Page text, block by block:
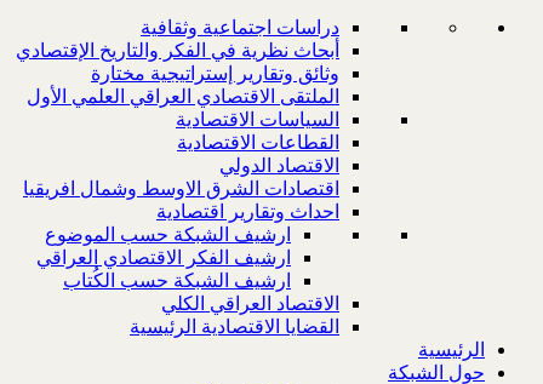
دراسات اجتماعية وثقافية
أبحاث نظرية في الفكر والتاريخ الإقتصادي
وثائق وتقارير إستراتيجية مختارة
الملتقى الاقتصادي العراقي العلمي الأول
السياسات الاقتصادية
القطاعات الاقتصادية
الاقتصاد الدولي
اقتصادات الشرق الاوسط وشمال افريقيا
احداث وتقارير اقتصادية
ارشيف الشبكة حسب الموضوع
ارشيف الفكر الاقتصادي العراقي
ارشيف الشبكة حسب الكُتاب
الاقتصاد العراقي الكلي
القضايا الاقتصادية الرئيسية
الرئيسية
حول الشبكة